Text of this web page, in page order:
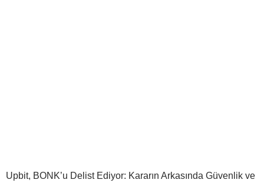
Upbit, BONK’u Delist Ediyor: Kararın Arkasında Güvenlik ve